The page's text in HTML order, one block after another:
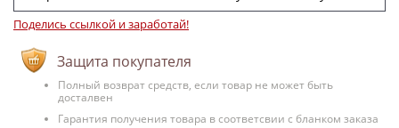
Поделись ссылкой и заработай!
Защита покупателя
Полный возврат средств, если товар не может быть
досталвен
Гарантия получения товара в соответсвии с бланком заказа